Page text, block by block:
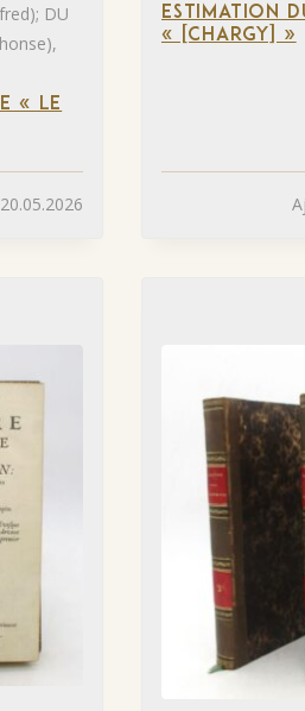
DU
« LE
ESTIMATION
« [CHARGY] »